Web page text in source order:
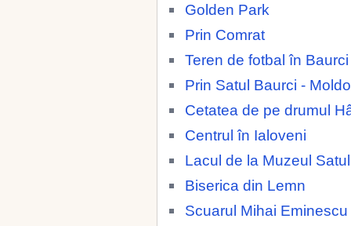
Golden Park
Prin Comrat
Teren de fotbal în
Prin Satul Baurci -
Cetatea de pe drumul
Centrul în Ialoveni
Lacul de la Muzeul
Biserica din Lemn
Scuarul Mihai Eminescu